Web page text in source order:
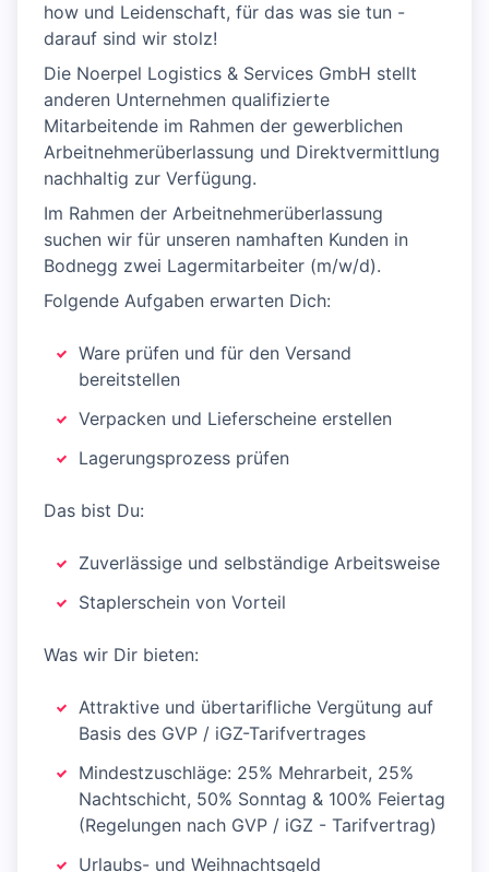
how und Leidenschaft, für das was sie tun -
darauf sind wir stolz!
Die Noerpel Logistics & Services GmbH stellt
anderen Unternehmen qualifizierte
Mitarbeitende im Rahmen der gewerblichen
Arbeitnehmerüberlassung und Direktvermittlung
nachhaltig zur Verfügung.
Im Rahmen der Arbeitnehmerüberlassung
suchen wir für unseren namhaften Kunden in
Bodnegg zwei Lagermitarbeiter (m/w/d).
Folgende Aufgaben erwarten Dich:
Ware prüfen und für den Versand
bereitstellen
Verpacken und Lieferscheine erstellen
Lagerungsprozess prüfen
Das bist Du:
Zuverlässige und selbständige Arbeitsweise
Staplerschein von Vorteil
Was wir Dir bieten:
Attraktive und übertarifliche Vergütung auf
Basis des GVP / iGZ-Tarifvertrages
Mindestzuschläge: 25% Mehrarbeit, 25%
Nachtschicht, 50% Sonntag & 100% Feiertag
(Regelungen nach GVP / iGZ - Tarifvertrag)
Urlaubs- und Weihnachtsgeld